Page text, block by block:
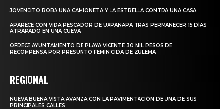
JOVENCITO ROBA UNA CAMIONETA Y LA ESTRELLA CONTRA UNA CASA
APARECE CON VIDA PESCADOR DE UXPANAPA TRAS PERMANECER 15 DÍAS
ATRAPADO EN UNA CUEVA
OFRECE AYUNTAMIENTO DE PLAYA VICENTE 30 MIL PESOS DE
RECOMPENSA POR PRESUNTO FEMINICIDA DE ZULEMA
REGIONAL
NUEVA BUENA VISTA AVANZA CON LA PAVIMENTACIÓN DE UNA DE SUS
PRINCIPALES CALLES